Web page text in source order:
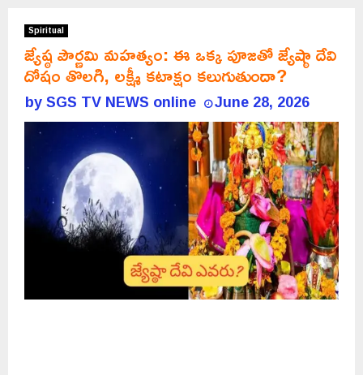
Spiritual
జ్యేష్ఠ పౌర్ణమి మహత్యం: ఈ ఒక్క పూజతో జ్యేష్ఠా దేవి
దోషం తొలగి, లక్ష్మీ కటాక్షం కలుగుతుందా?
bySGS TV NEWS online June 28, 2026